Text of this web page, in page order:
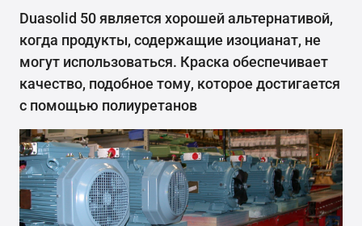
Duasolid 50 является хорошей альтернативой,
когда продукты, содержащие изоцианат, не
могут использоваться. Краска обеспечивает
качество, подобное тому, которое достигается
с помощью полиуретанов